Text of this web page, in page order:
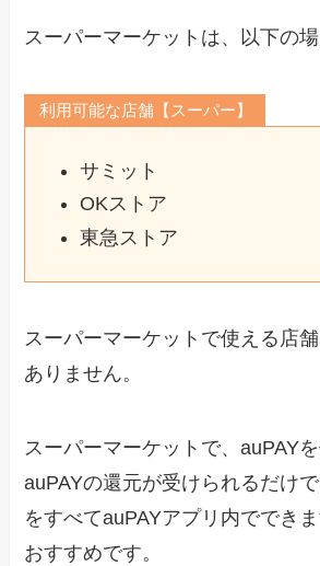
スーパーマーケットは、以下の場
利用可能な店舗【スーパー】
サミット
OKストア
東急ストア
スーパーマーケットで使える店
ありません。
スーパーマーケットで、auPAYを
auPAYの還元が受けられるだけ
をすべてauPAYアプリ内ででき
おすすめです。